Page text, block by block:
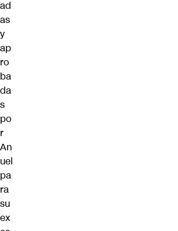
ad
as
y
ap
ro
ba
da
s
po
r
An
uel
pa
ra
su
ex